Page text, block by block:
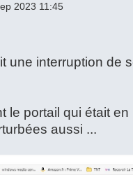
2023 11:45
une interruption de
le portail qui était
aussi ...